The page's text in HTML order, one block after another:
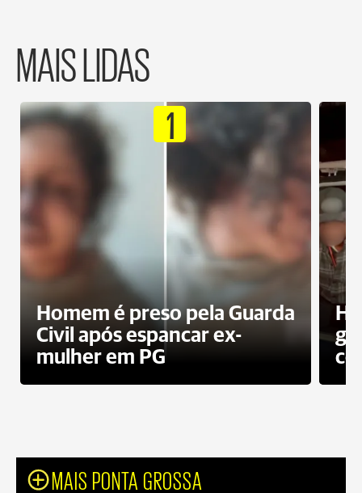
MAIS LIDAS
1
Homem é preso pela Guarda
Civil após espancar ex-
mulher em PG
MAIS PONTA GROSSA